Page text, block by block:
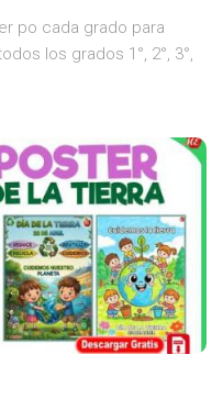
po cada grado para
los grados 1°, 2°, 3°,